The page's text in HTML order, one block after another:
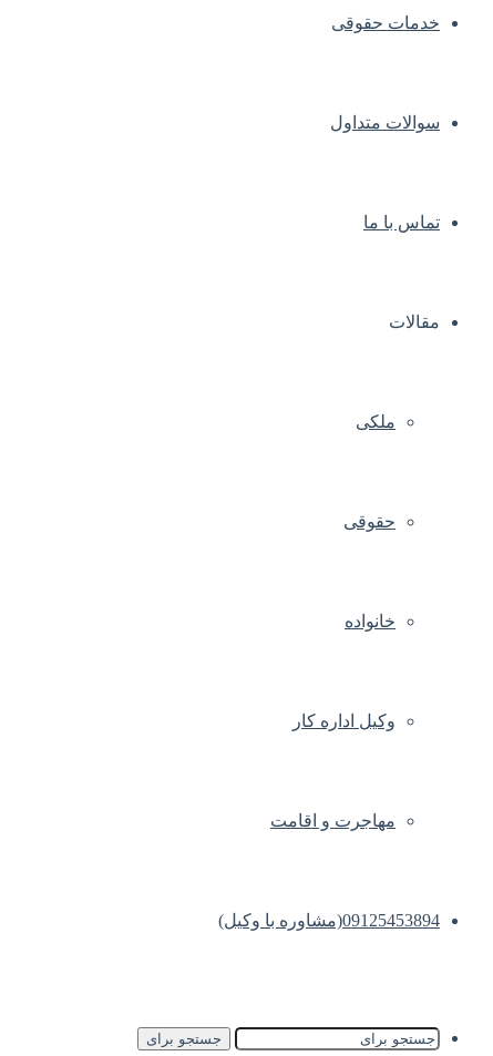
خدمات حقوقی
سوالات متداول
تماس با ما
مقالات
ملکی
حقوقی
خانواده
وکیل اداره کار
مهاجرت و اقامت
09125453894(مشاوره با وکیل)
جستجو برای